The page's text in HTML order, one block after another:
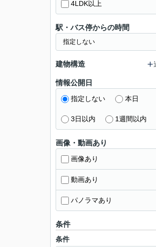
4LDK以上
駅・バス停からの時間
建物構造
情報公開日
指定しない 本日
3日以内 1週間以内
画像・動画あり
画像あり
動画あり
パノラマあり
条件
条件